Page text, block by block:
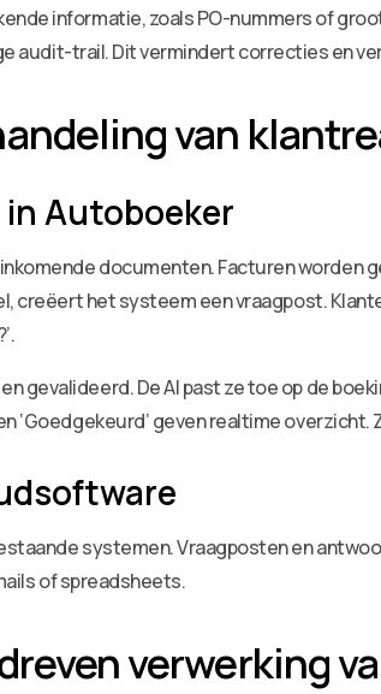
informatie, zoals PO-nummers of
audit-trail. Dit vermindert correcties en
van
Autoboeker
documenten. Facturen
creëert het systeem een vraagpost.
gevalideerd. De AI past ze toe op de
‘Goedgekeurd’ geven realtime
systemen. Vraagposten en
of spreadsheets.
verwerking